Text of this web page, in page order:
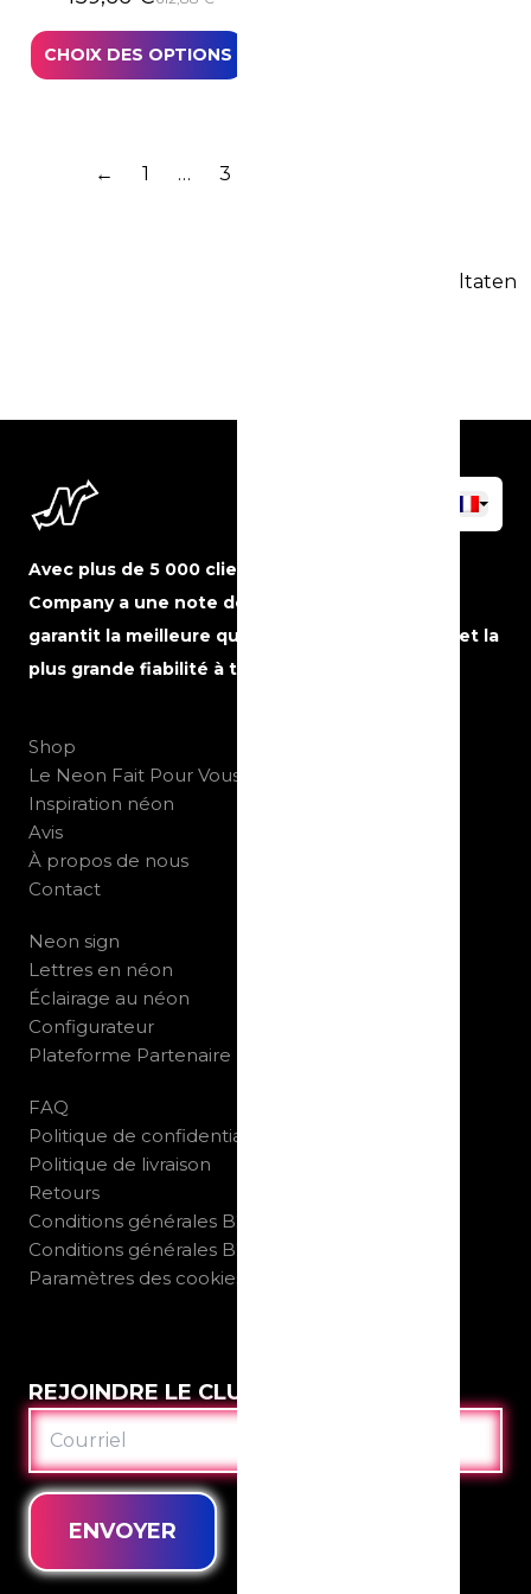
CHOIX DES OPTIONS
← 1 … 3
100 resultaten
Avec plus de 5 000 clients satisfaits, The Neon
Company a une note de 5 étoiles sur Google et
garantit la meilleure qualité, le meilleur service et la
plus grande fiabilité à tout moment.
Shop
Le Neon Fait Pour Vous
Inspiration néon
Avis
À propos de nous
Contact
Neon sign
Lettres en néon
Éclairage au néon
Configurateur
Plateforme Partenaire
FAQ
Politique de confidentialité
Politique de livraison
Retours
Conditions générales B2C
Conditions générales B2B
Paramètres des cookies
REJOINDRE LE CLUB
COURRIEL
ENVOYER